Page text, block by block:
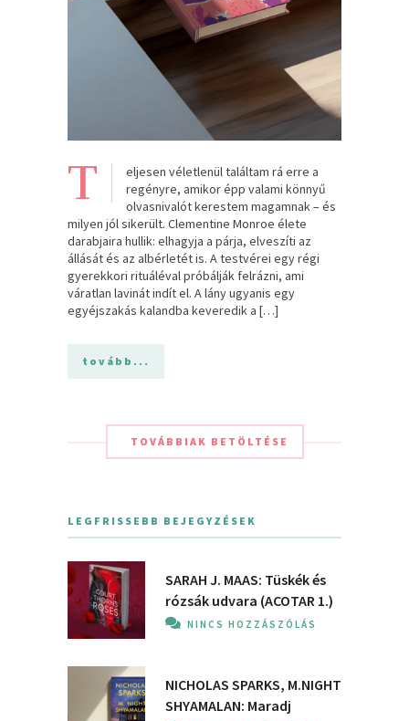
T
eljesen véletlenül találtam rá erre a
regényre, amikor épp valami könnyű
olvasnivalót kerestem magamnak – és
milyen jól sikerült. Clementine Monroe élete
darabjaira hullik: elhagyja a párja, elveszíti az
állását és az albérletét is. A testvérei egy régi
gyerekkori rituáléval próbálják felrázni, ami
váratlan lavinát indít el. A lány ugyanis egy
egyéjszakás kalandba keveredik a […]
tovább...
TOVÁBBIAK BETÖLTÉSE
LEGFRISSEBB BEJEGYZÉSEK
SARAH J. MAAS: Tüskék és
rózsák udvara (ACOTAR 1.)
NINCS HOZZÁSZÓLÁS
NICHOLAS SPARKS, M.NIGHT
SHYAMALAN: Maradj